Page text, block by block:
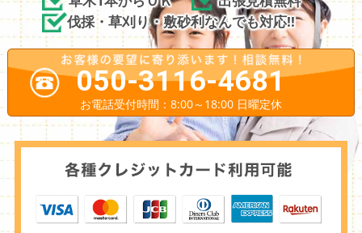
伐採・草刈り・敷砂利なんでも対応!!
050-3116-4681
お電話受付時間：8:00～18:00 日曜定休